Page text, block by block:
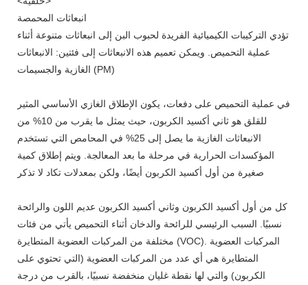
تؤدي التركيبات الكيميائية الفريدة لحبوب البن إلى انبعاثات متنوعة أثناء
عملية التحميص. ويمكن تعميم هذه الانبعاثات إلى فئتين: الانبعاثات
الغازية والجسيمات (PM)
في عملية التحميص على دفعات، يكون الإطلاق الغازي الأساسي المثير
للقلق هو ثاني أكسيد الكربون، حيث يمثل ما يقرب من 10% من
الانبعاثات الغازية ما يصل إلى 25% في المحامص التي تستخدم
المؤكسدات الحرارية في مرحلة ما بعد المعالجة. ويتم إطلاق كمية
كل من أول أكسيد الكربون وثاني أكسيد الكربون عديم اللون والرائحة
نسبيًا. السبب الرئيسي للرائحة والدخان أثناء التحميص يأتي من فئات
مختلفة من المركبات العضوية المتطايرة (VOC). المركبات العضوية
المتطايرة هي أي عدد من المركبات العضوية (التي تحتوي على
الكربون) والتي لها نقطة غليان منخفضة نسبيًا، بالقرب من درجة